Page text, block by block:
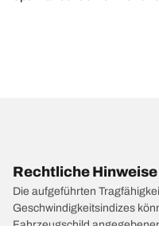
Rechtliche Hinweise
Die aufgeführten
Geschwindigkeitsindizes
Fahrzeugschild